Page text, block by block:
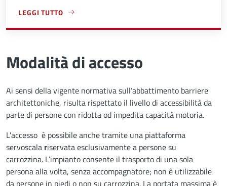
LEGGI TUTTO
A PROPOSITO DI ELETTORALE, LEVA E A.I.R.E.
Modalità di accesso
Ai sensi della vigente normativa sull’abbattimento barriere
architettoniche, risulta rispettato il livello di accessibilità da
parte di persone con ridotta od impedita capacità motoria.
L'accesso è possibile anche tramite una piattaforma
servoscala riservata esclusivamente a persone su
carrozzina. L’impianto consente il trasporto di una sola
persona alla volta, senza accompagnatore; non è utilizzabile
da persone in piedi o non su carrozzina. La portata massima è